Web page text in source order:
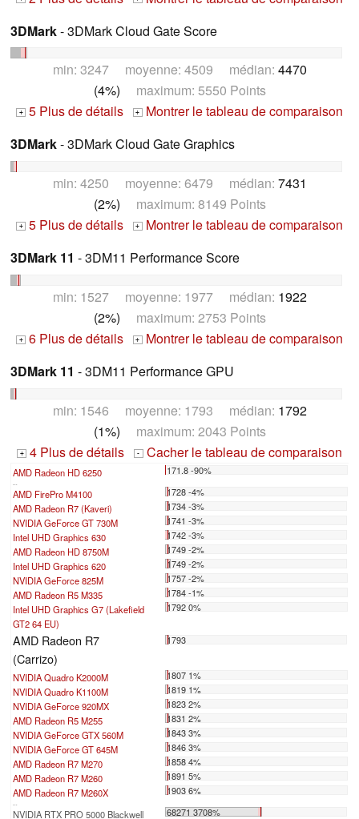
3DMark- 3DMark Cloud Gate Score
min: 3247 moyenne: 4509 médian: 4470
(4%) maximum: 5550 Points
+ 5 Plus de détails + Montrer le tableau de comparaison
3DMark- 3DMark Cloud Gate Graphics
min: 4250 moyenne: 6479 médian: 7431
(2%) maximum: 8149 Points
+ 5 Plus de détails + Montrer le tableau de comparaison
3DMark 11 - 3DM11 Performance Score
min: 1527 moyenne: 1977 médian: 1922
(2%) maximum: 2753 Points
+ 6 Plus de détails + Montrer le tableau de comparaison
3DMark 11 - 3DM11 Performance GPU
min: 1546 moyenne: 1793 médian: 1792
(1%) maximum: 2043 Points
+ 4 Plus de détails - Cacher le tableau de comparaison
AMD Radeon HD 6250 171.8 -90%
...
AMD FirePro M4100
1728 -4%
AMD Radeon R7 (Kaveri)
1734 -3%
NVIDIA GeForce GT 730M
1741 -3%
Intel UHD Graphics 630
1742 -3%
AMD Radeon HD 8750M
1749 -2%
Intel UHD Graphics 620
1749 -2%
NVIDIA GeForce 825M
1757 -2%
AMD Radeon R5 M335
1784 -1%
Intel UHD Graphics G7 (Lakefield
GT2 64 EU)
1792 0%
AMD Radeon R7
(Carrizo)
1793
NVIDIA Quadro K2000M
1807 1%
NVIDIA Quadro K1100M
1819 1%
NVIDIA GeForce 920MX
1823 2%
AMD Radeon R5 M255
1831 2%
NVIDIA GeForce GTX 560M
1843 3%
NVIDIA GeForce GT 645M
1846 3%
AMD Radeon R7 M270
1858 4%
AMD Radeon R7 M260
1891 5%
AMD Radeon R7 M260X
1903 6%
...
NVIDIA RTX PRO 5000 Blackwell
68271 3708%